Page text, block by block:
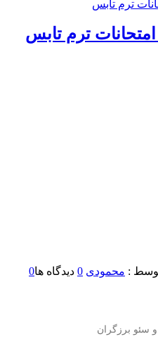
ترم تابس
: محمودی 0 دیدگاه ها0